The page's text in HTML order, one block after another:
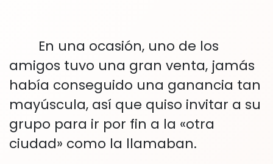
En una ocasión, uno de los
amigos tuvo una gran venta, jamás
había conseguido una ganancia tan
mayúscula, así que quiso invitar a su
grupo para ir por fin a la «otra
ciudad» como la llamaban.